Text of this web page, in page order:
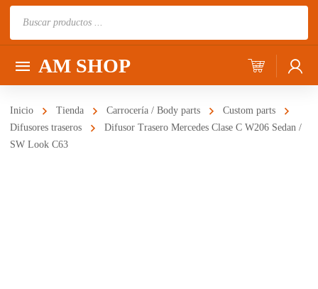
AM SHOP
Inicio Tienda Carrocería / Body parts
Custom parts
Difusores traseros
Difusor Trasero Mercedes Clase C W206 Sedan /
SW Look C63